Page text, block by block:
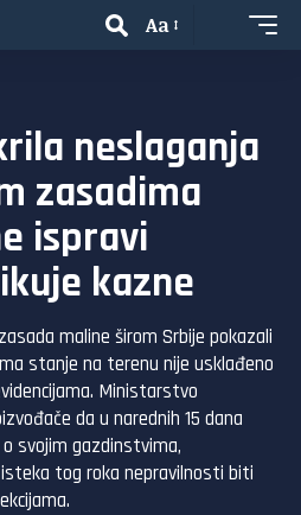
Aa
neslaganja
zasadima
ispravi
kazne
maline širom Srbije pokazali
stanje na terenu nije usklađeno
Ministarstvo
da u narednih 15 dana
svojim gazdinstvima,
tog roka nepravilnosti biti